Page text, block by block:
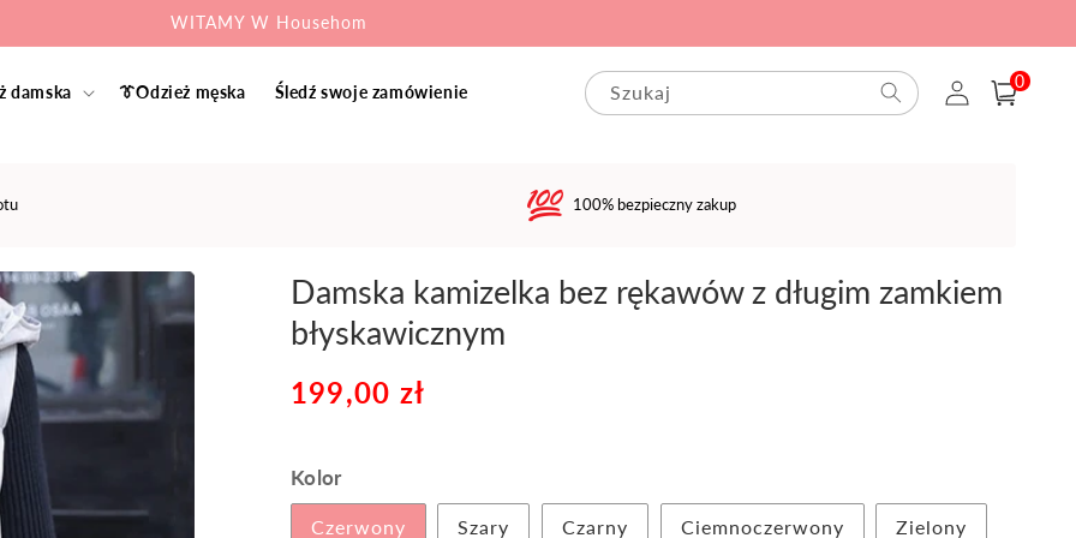
WITAMY W Househom
damska 👔Odzież męska Śledź swoje zamówienie Szukaj
Zaloguj
się
Koszyk
0
pozycje(-
100% bezpieczny zakup
Damska kamizelka bez rękawów z długim zamkiem
błyskawicznym
Cena
199,00 zł
Cena
Kolor
Czerwony Szary Czarny Ciemnoczerwony Zielony